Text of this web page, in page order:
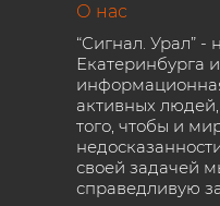
О нас
“Сигнал. Урал”
Екатеринбурга
активных
того, чтобы и
своей задачей
справедливую